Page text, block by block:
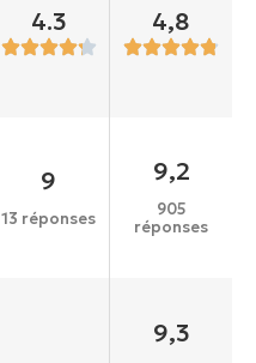
4.3 4,8
9
13 réponses
9,2
905
réponses
9,3